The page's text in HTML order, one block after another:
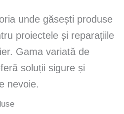
unde găsești produse
proiectele și reparațiile
Gama variată de
soluții sigure și
nevoie.